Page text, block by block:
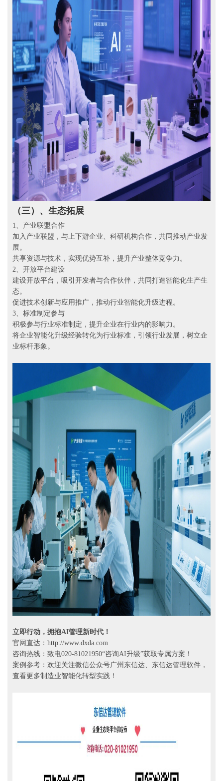
（三）、 生态拓展
1、产业联盟合作
加入产业联盟，与上下游企业、科研机构合作，共同推动产业发
展。
共享资源与技术，实现优势互补，提升产业整体竞争力。
2、开放平台建设
建设开放平台，吸引开发者与合作伙伴，共同打造智能化生产生
态。
促进技术创新与应用推广，推动行业智能化升级进程。
3、标准制定参与
积极参与行业标准制定，提升企业在行业内的影响力。
将企业智能化升级经验转化为行业标准，引领行业发展，树立企
业标杆形象。
立即行动，拥抱AI管理新时代！
官网直达：http://www.dxda.com
咨询热线：致电020-81021950“咨询AI升级”获取专属方案！
案例参考：欢迎关注微信公众号广州东信达、东信达管理软件，
查看更多制造业智能化转型实践！